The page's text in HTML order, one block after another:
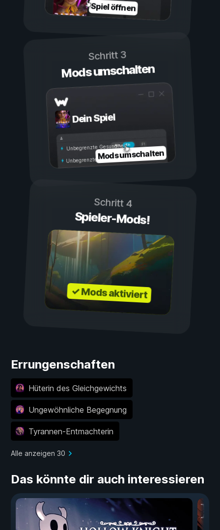
Spiel öffnen
Schritt 3
Mods umschalten
Dein Spiel
Ein
Aus
Unbegrenzte Gesundheit
Unbegrenzte AusdauerMods umschalten
Schritt 4
Spieler-Mods!
✓ Mods aktiviert
Errungenschaften
Hüterin des Gleichgewichts
Ungewöhnliche Begegnung
Tyrannen-Entmachterin
Alle anzeigen 30
Das könnte dir auch interessieren